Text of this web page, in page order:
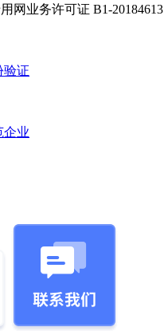
网业务许可证 B1-20184613
验证
企业